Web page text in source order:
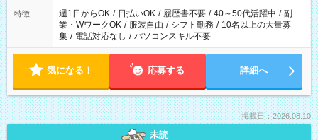
特徴 週1日からOK / 日払いOK / 履歴書不要 / 40～50代活躍中 / 副
業・WワークOK / 服装自由 / シフト勤務 / 10名以上の大量募
集 / 電話対応なし / パソコンスキル不要
気になる！ 応募する 詳細へ
掲載日：2026.08.10
未読